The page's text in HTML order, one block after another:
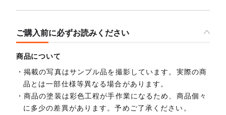
ご購入前に必ずお読みください
商品について
掲載の写真はサンプル品を撮影しています。実際の商
品とは一部仕様等異なる場合があります。
商品の塗装は彩色工程が手作業になるため、商品個々
に多少の差異があります。予めご了承ください。